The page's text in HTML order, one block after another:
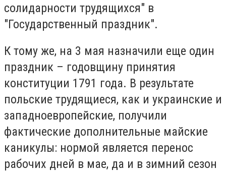
солидарности трудящихся" в
"Государственный праздник".
К тому же, на 3 мая назначили еще один
праздник – годовщину принятия
конституции 1791 года. В результате
польские трудящиеся, как и украинские и
западноевропейские, получили
фактические дополнительные майские
каникулы: нормой является перенос
рабочих дней в мае, да и в зимний сезон